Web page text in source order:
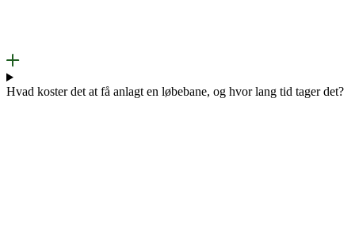
Hvad koster det at få anlagt en løbebane, og hvor lang tid tager det?